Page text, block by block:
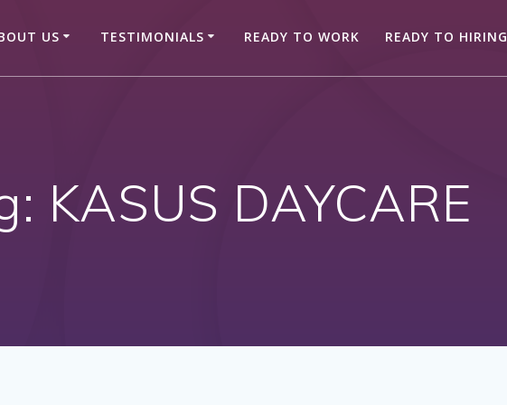
US TESTIMONIALS READY TO WORK READY TO HIRING
KASUS DAYCARE